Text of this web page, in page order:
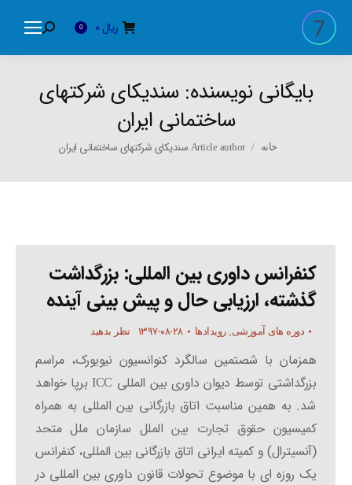
ریال 0
Search:
بایگانی نویسنده:سندیکای شرکتهای
ساختمانی ایران
You are here:
خانه Article author سندیکای شرکتهای ساختمانی ایران
کنفرانس داوری بین المللی: بزرگداشت
گذشته، ارزیابی حال و پیش بینی آینده
دوره های آموزشی,رویدادها ۱۳۹۷-۰۸-۲۸ نظر بدهید
همزمان با شصتمین سالگرد کنوانسیون نیویورک، مراسم
بزرگداشتی توسط دیوان داوری بین المللی ICC برپا خواهد
شد. به همین مناسبت اتاق بازرگانی بین المللی به همراه
کمیسیون حقوق تجارت بین الملل سازمان ملل متحد
(آنسیترال) و کمیته ایرانی اتاق بازرگانی بین المللی، کنفرانس
یک روزه ای با موضوع تحولات قانون داوری بین المللی در